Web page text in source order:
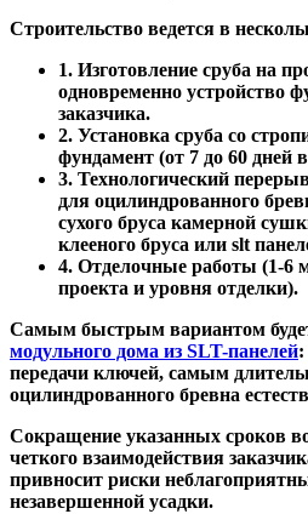
Строительство ведется в
1. Изготовление сруба на
одновременно устройство
заказчика.
2. Установка сруба со
фундамент (от 7 до 60 дней
3. Технологический
для оцилиндрованного
сухого бруса камерной
клееного бруса или slt
4. Отделочные работы (1-6
проекта и уровня отделки).
Самым быстрым вариантом
модульного дома из SLT-панелей:
передачи ключей, самым
оцилиндрованного бревна
Сокращение указанных сроков
четкого взаимодействия
привносит риски
незавершенной усадки.